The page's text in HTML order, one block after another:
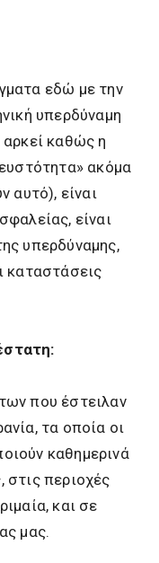
εδώ με την
υπερδύναμη
καθώς η
ακόμα
αυτό), είναι
είναι
υπερδύναμης,
καταστάσεις
που έστειλαν
τα οποία οι
καθημερινά
περιοχές
και σε
μας.